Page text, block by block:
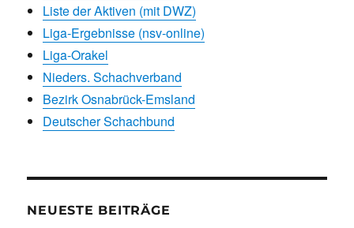
Liste der Aktiven (mit DWZ)
Liga-Ergebnisse (nsv-online)
Liga-Orakel
Nieders. Schachverband
Bezirk Osnabrück-Emsland
Deutscher Schachbund
NEUESTE BEITRÄGE